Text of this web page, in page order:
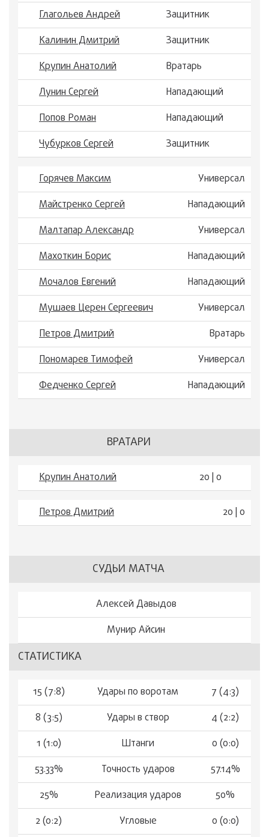
Глагольев Андрей
Защитник
Калинин Дмитрий
Защитник
Крупин Анатолий
Вратарь
Лунин Сергей
Нападающий
Попов Роман
Нападающий
Чубурков Сергей
Защитник
Горячев Максим
Универсал
Майстренко Сергей
Нападающий
Малтапар Александр
Универсал
Махоткин Борис
Нападающий
Мочалов Евгений
Нападающий
Мушаев Церен Сергеевич
Универсал
Петров Дмитрий
Вратарь
Пономарев Тимофей
Универсал
Федченко Сергей
Нападающий
ВРАТАРИ
Крупин Анатолий 20 | 0
Петров Дмитрий 20 | 0
СУДЬИ МАТЧА
Алексей Давыдов
Мунир Айсин
СТАТИСТИКА
15 (7:8) Удары по воротам
7 (4:3)
8 (3:5)
Удары в створ
4 (2:2)
1 (1:0)
Штанги
0 (0:0)
53.33%
Точность ударов
57.14%
25%
Реализация ударов
50%
2 (0:2)
Угловые 0 (0:0)